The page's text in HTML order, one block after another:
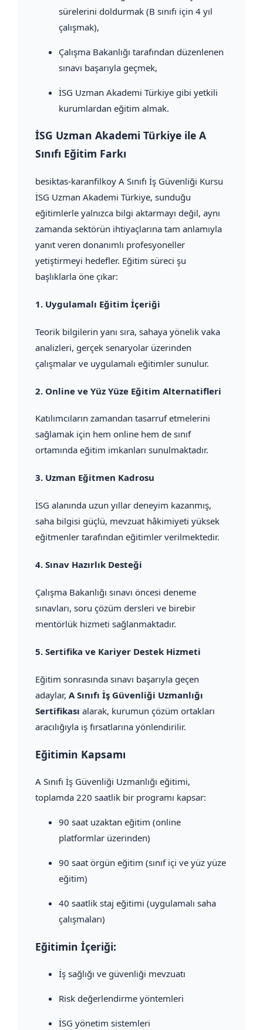
sürelerini doldurmak (B sınıfı için 4 yıl
çalışmak),
Çalışma Bakanlığı tarafından düzenlenen
sınavı başarıyla geçmek,
İSG Uzman Akademi Türkiye gibi yetkili
kurumlardan eğitim almak.
İSG Uzman Akademi Türkiye ile A
Sınıfı Eğitim Farkı
besiktas-karanfilkoy A Sınıfı İş Güvenliği Kursu
İSG Uzman Akademi Türkiye, sunduğu
eğitimlerle yalnızca bilgi aktarmayı değil, aynı
zamanda sektörün ihtiyaçlarına tam anlamıyla
yanıt veren donanımlı profesyoneller
yetiştirmeyi hedefler. Eğitim süreci şu
başlıklarla öne çıkar:
1. Uygulamalı Eğitim İçeriği
Teorik bilgilerin yanı sıra, sahaya yönelik vaka
analizleri, gerçek senaryolar üzerinden
çalışmalar ve uygulamalı eğitimler sunulur.
2. Online ve Yüz Yüze Eğitim Alternatifleri
Katılımcıların zamandan tasarruf etmelerini
sağlamak için hem online hem de sınıf
ortamında eğitim imkanları sunulmaktadır.
3. Uzman Eğitmen Kadrosu
İSG alanında uzun yıllar deneyim kazanmış,
saha bilgisi güçlü, mevzuat hâkimiyeti yüksek
eğitmenler tarafından eğitimler verilmektedir.
4. Sınav Hazırlık Desteği
Çalışma Bakanlığı sınavı öncesi deneme
sınavları, soru çözüm dersleri ve birebir
mentörlük hizmeti sağlanmaktadır.
5. Sertifika ve Kariyer Destek Hizmeti
Eğitim sonrasında sınavı başarıyla geçen
adaylar, A Sınıfı İş Güvenliği Uzmanlığı
Sertifikası alarak, kurumun çözüm ortakları
aracılığıyla iş fırsatlarına yönlendirilir.
Eğitimin Kapsamı
A Sınıfı İş Güvenliği Uzmanlığı eğitimi,
toplamda 220 saatlik bir programı kapsar:
90 saat uzaktan eğitim (online
platformlar üzerinden)
90 saat örgün eğitim (sınıf içi ve yüz yüze
eğitim)
40 saatlik staj eğitimi (uygulamalı saha
çalışmaları)
Eğitimin İçeriği:
İş sağlığı ve güvenliği mevzuatı
Risk değerlendirme yöntemleri
İSG yönetim sistemleri